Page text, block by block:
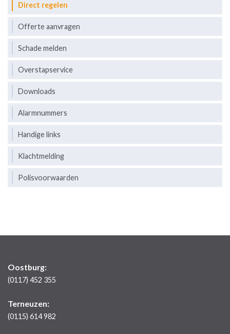
Direct regelen
Offerte aanvragen
Schade melden
Overstapservice
Downloads
Alarmnummers
Handige links
Klachtmelding
Polisvoorwaarden
Oostburg:
(0117) 452 355
Terneuzen:
(0115) 614 982